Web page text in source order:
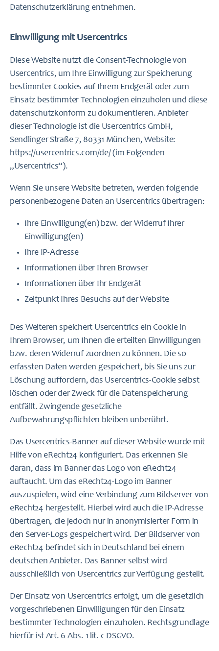
Datenschutzerklärung entnehmen.
Einwilligung mit Usercentrics
Diese Website nutzt die Consent-Technologie von
Usercentrics, um Ihre Einwilligung zur Speicherung
bestimmter Cookies auf Ihrem Endgerät oder zum
Einsatz bestimmter Technologien einzuholen und diese
datenschutzkonform zu dokumentieren. Anbieter
dieser Technologie ist die Usercentrics GmbH,
Sendlinger Straße 7, 80331 München, Website:
https://usercentrics.com/de/(im Folgenden
„Usercentrics“).
Wenn Sie unsere Website betreten, werden folgende
personenbezogene Daten an Usercentrics übertragen:
Ihre Einwilligung(en) bzw. der Widerruf Ihrer
Einwilligung(en)
Ihre IP-Adresse
Informationen über Ihren Browser
Informationen über Ihr Endgerät
Zeitpunkt Ihres Besuchs auf der Website
Des Weiteren speichert Usercentrics ein Cookie in
Ihrem Browser, um Ihnen die erteilten Einwilligungen
bzw. deren Widerruf zuordnen zu können. Die so
erfassten Daten werden gespeichert, bis Sie uns zur
Löschung auffordern, das Usercentrics-Cookie selbst
löschen oder der Zweck für die Datenspeicherung
entfällt. Zwingende gesetzliche
Aufbewahrungspflichten bleiben unberührt.
Das Usercentrics-Banner auf dieser Website wurde mit
Hilfe von eRecht24 konfiguriert. Das erkennen Sie
daran, dass im Banner das Logo von eRecht24
auftaucht. Um das eRecht24-Logo im Banner
auszuspielen, wird eine Verbindung zum Bildserver von
eRecht24 hergestellt. Hierbei wird auch die IP-Adresse
übertragen, die jedoch nur in anonymisierter Form in
den Server-Logs gespeichert wird. Der Bildserver von
eRecht24 befindet sich in Deutschland bei einem
deutschen Anbieter. Das Banner selbst wird
ausschließlich von Usercentrics zur Verfügung gestellt.
Der Einsatz von Usercentrics erfolgt, um die gesetzlich
vorgeschriebenen Einwilligungen für den Einsatz
bestimmter Technologien einzuholen. Rechtsgrundlage
hierfür ist Art. 6 Abs. 1 lit. c DSGVO.